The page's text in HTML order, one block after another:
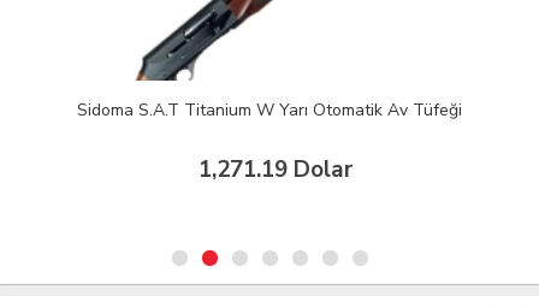
Sidoma S.A.T Titanium W Yarı Otomatik Av Tüfeği
1,271.19 Dolar